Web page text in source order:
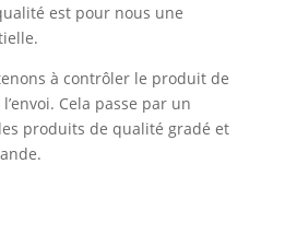
est pour nous une
à contrôler le produit de
Cela passe par un
produits de qualité gradé et